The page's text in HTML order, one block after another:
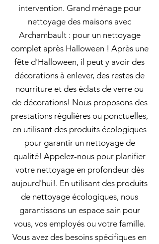
intervention. Grand ménage pour
nettoyage des maisons avec
Archambault : pour un nettoyage
complet après Halloween ! Après une
fête d'Halloween, il peut y avoir des
décorations à enlever, des restes de
nourriture et des éclats de verre ou
de décorations! Nous proposons des
prestations régulières ou ponctuelles,
en utilisant des produits écologiques
pour garantir un nettoyage de
qualité! Appelez-nous pour planifier
votre nettoyage en profondeur dès
aujourd'hui!. En utilisant des produits
de nettoyage écologiques, nous
garantissons un espace sain pour
vous, vos employés ou votre famille.
Vous avez des besoins spécifiques en